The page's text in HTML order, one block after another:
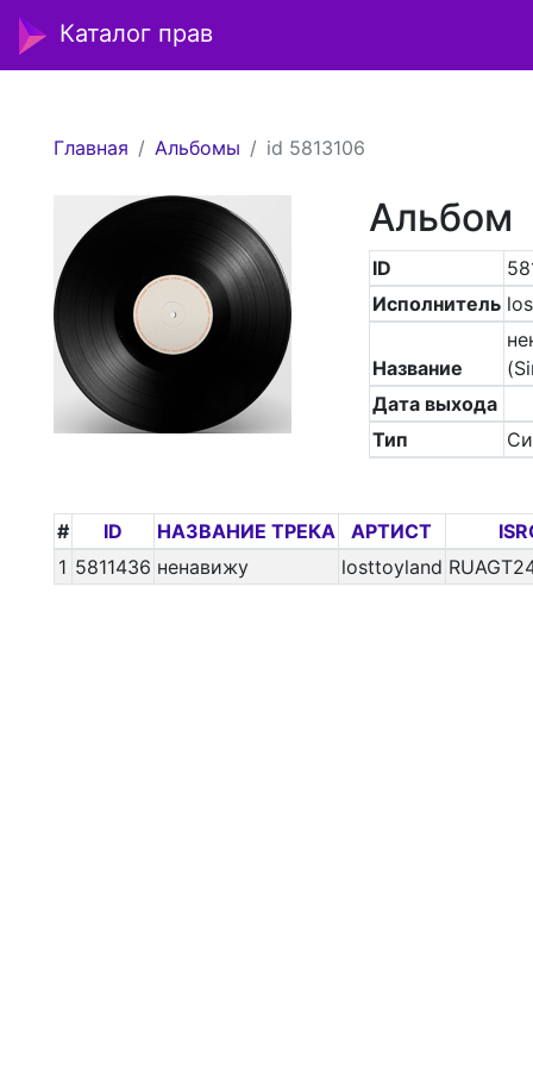
Каталог прав
Главная Альбомы id 5813106
Альбом
ID
Исполнитель
Название
Дата выхода
Тип
# ID НАЗВАНИЕ ТРЕКА АРТИСТ
1 5811436 ненавижу losttoyland